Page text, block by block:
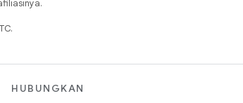
HUBUNGKAN